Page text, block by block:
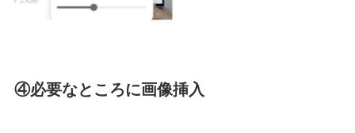
④必要なところに画像挿入